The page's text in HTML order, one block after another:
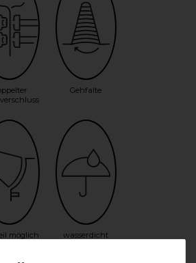
Gehfalte
möglich wasserdicht